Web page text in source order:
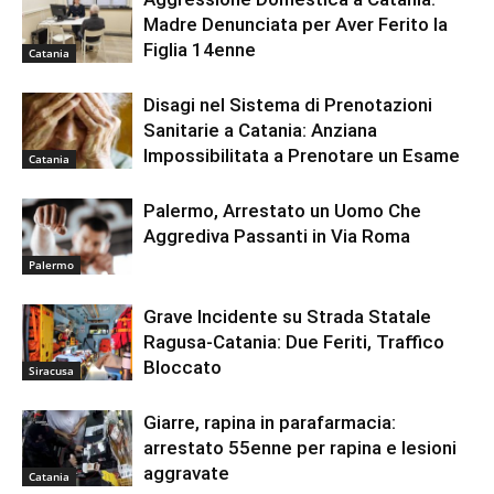
Catania
Madre Denunciata per Aver Ferito la
Figlia 14enne
Catania
Disagi nel Sistema di Prenotazioni
Sanitarie a Catania: Anziana
Impossibilitata a Prenotare un Esame
Palermo
Palermo, Arrestato un Uomo Che
Aggrediva Passanti in Via Roma
Siracusa
Grave Incidente su Strada Statale
Ragusa-Catania: Due Feriti, Traffico
Bloccato
Catania
Giarre, rapina in parafarmacia:
arrestato 55enne per rapina e lesioni
aggravate